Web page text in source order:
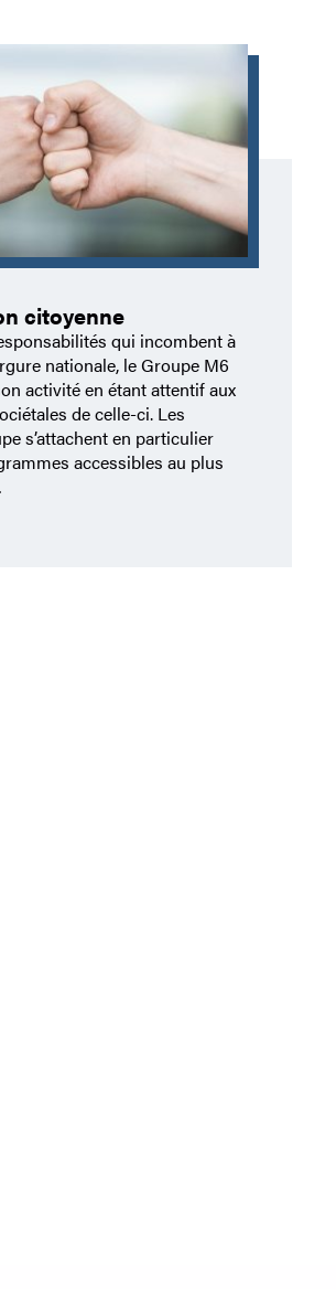
citoyenne
qui incombent à
nationale, le Groupe M6
activité en étant attentif aux
de celle-ci. Les
s’attachent en particulier
accessibles au plus